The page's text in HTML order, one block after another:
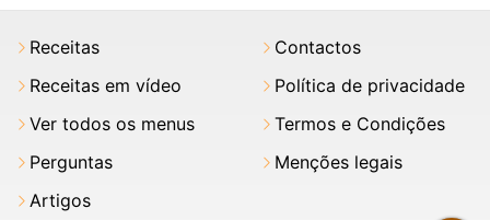
Receitas
Receitas em vídeo
Ver todos os menus
Perguntas
Artigos
Contactos
Política de privacidade
Termos e Condições
Menções legais